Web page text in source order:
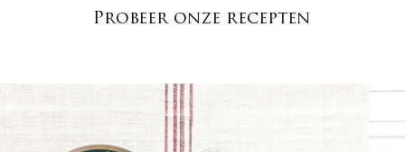
Probeer onze recepten